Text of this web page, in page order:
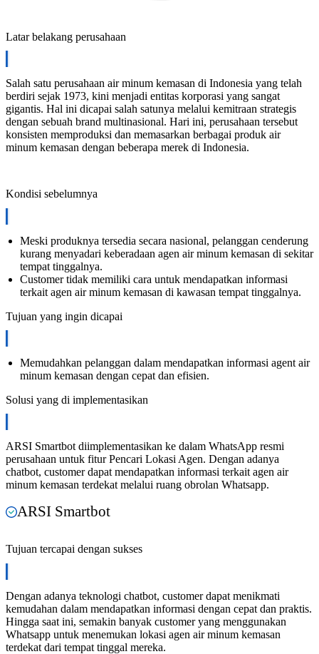
Latar belakang perusahaan
Salah satu perusahaan air minum kemasan di Indonesia yang telah
berdiri sejak 1973, kini menjadi entitas korporasi yang sangat
gigantis. Hal ini dicapai salah satunya melalui kemitraan strategis
dengan sebuah brand multinasional. Hari ini, perusahaan tersebut
konsisten memproduksi dan memasarkan berbagai produk air
minum kemasan dengan beberapa merek di Indonesia.
Kondisi sebelumnya
Meski produknya tersedia secara nasional, pelanggan cenderung
kurang menyadari keberadaan agen air minum kemasan di sekitar
tempat tinggalnya.
Customer tidak memiliki cara untuk mendapatkan informasi
terkait agen air minum kemasan di kawasan tempat tinggalnya.
Tujuan yang ingin dicapai
Memudahkan pelanggan dalam mendapatkan informasi agent air
minum kemasan dengan cepat dan efisien.
Solusi yang di implementasikan
ARSI Smartbot diimplementasikan ke dalam WhatsApp resmi
perusahaan untuk fitur Pencari Lokasi Agen. Dengan adanya
chatbot, customer dapat mendapatkan informasi terkait agen air
minum kemasan terdekat melalui ruang obrolan Whatsapp.
ARSI Smartbot
Tujuan tercapai dengan sukses
Dengan adanya teknologi chatbot, customer dapat menikmati
kemudahan dalam mendapatkan informasi dengan cepat dan praktis.
Hingga saat ini, semakin banyak customer yang menggunakan
Whatsapp untuk menemukan lokasi agen air minum kemasan
terdekat dari tempat tinggal mereka.